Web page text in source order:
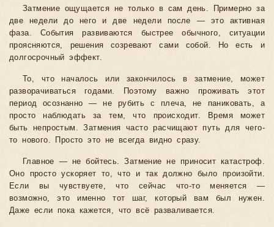
Затмение ощущается не только в сам день. Примерно за
две недели до него и две недели после — это активная
фаза. События развиваются быстрее обычного, ситуации
проясняются, решения созревают сами собой. Но есть и
долгосрочный эффект.
То, что началось или закончилось в затмение, может
разворачиваться годами. Поэтому важно проживать этот
период осознанно — не рубить с плеча, не паниковать, а
просто наблюдать за тем, что происходит. Время может
быть непростым. Затмения часто расчищают путь для чего-
то нового. Просто это не всегда видно сразу.
Главное — не бойтесь. Затмение не приносит катастроф.
Оно просто ускоряет то, что и так должно было произойти.
Если вы чувствуете, что сейчас что-то меняется —
возможно, это именно тот шаг, который вам был нужен.
Даже если пока кажется, что всё разваливается.